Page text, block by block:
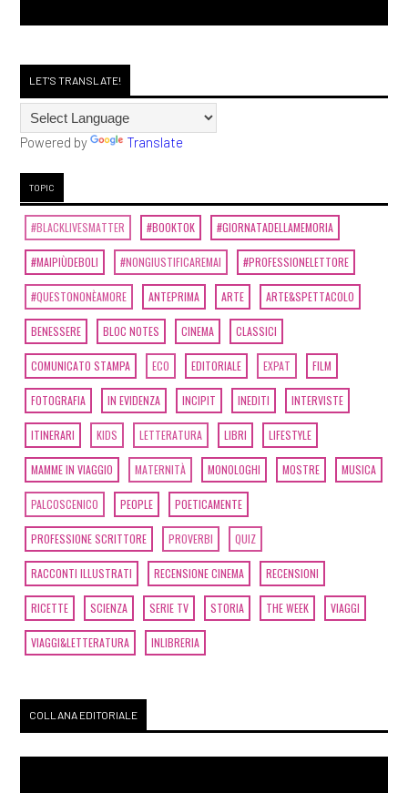
LET'S TRANSLATE!
Powered by Translate
TOPIC
#BLACKLIVESMATTER #BOOKTOK #GIORNATADELLAMEMORIA
#MAIPIÙDEBOLI #NONGIUSTIFICAREMAI #PROFESSIONELETTORE
#QUESTONONÈAMORE ANTEPRIMA ARTE ARTE&SPETTACOLO
BENESSERE BLOC NOTES CINEMA CLASSICI
COMUNICATO STAMPA ECO EDITORIALE EXPAT FILM
FOTOGRAFIA IN EVIDENZA INCIPIT INEDITI INTERVISTE
ITINERARI KIDS LETTERATURA LIBRI LIFESTYLE
MAMME IN VIAGGIO MATERNITÀ MONOLOGHI MOSTRE MUSICA
PALCOSCENICO PEOPLE POETICAMENTE
PROFESSIONE SCRITTORE PROVERBI QUIZ
RACCONTI ILLUSTRATI RECENSIONE CINEMA RECENSIONI
RICETTE SCIENZA SERIE TV STORIA THE WEEK VIAGGI
VIAGGI&LETTERATURA INLIBRERIA
COLLANA EDITORIALE